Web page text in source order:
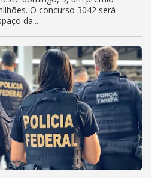
O concurso 3042 será
da...